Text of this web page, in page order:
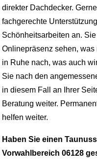
direkter Dachdecker.
fachgerechte
Schönheitsarbeiten an.
Onlinepräsenz sehen,
in Ruhe nach, was auch
Sie nach den
in diesem Fall an Ihrer
Beratung weiter.
helfen weiter.
Haben Sie einen
Vorwahlbereich 06128